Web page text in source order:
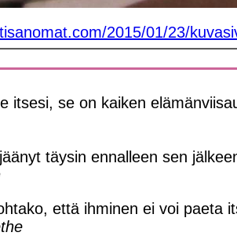
2015/01/23/
itsesi, se on kaiken
täysin ennalleen sen
että ihminen ei voi paeta